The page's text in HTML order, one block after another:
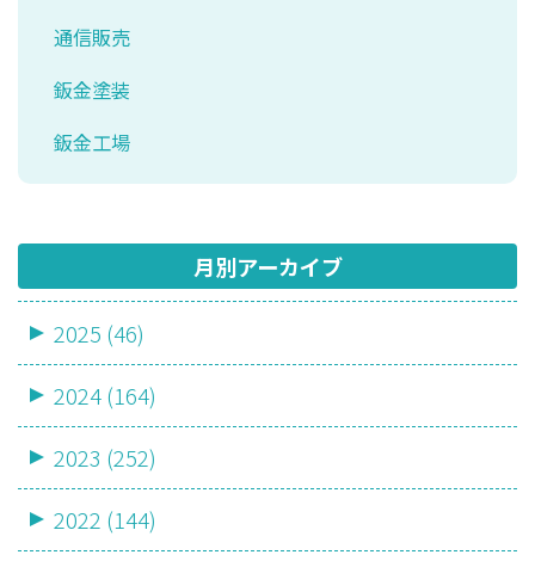
通信販売
鈑金塗装
鈑金工場
月別アーカイブ
2025 (46)
2024 (164)
2023 (252)
2022 (144)